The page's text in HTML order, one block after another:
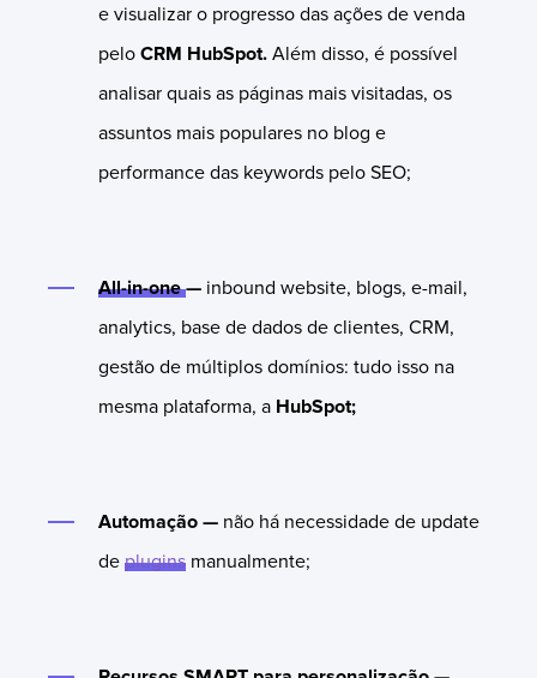
e visualizar o progresso das ações de venda
pelo CRM HubSpot. Além disso, é possível
analisar quais as páginas mais visitadas, os
assuntos mais populares no blog e
performance das keywords pelo SEO;
All-in-one— inbound website, blogs, e-mail,
analytics, base de dados de clientes, CRM,
gestão de múltiplos domínios: tudo isso na
mesma plataforma, a HubSpot;
Automação — não há necessidade de update
de plugins manualmente;